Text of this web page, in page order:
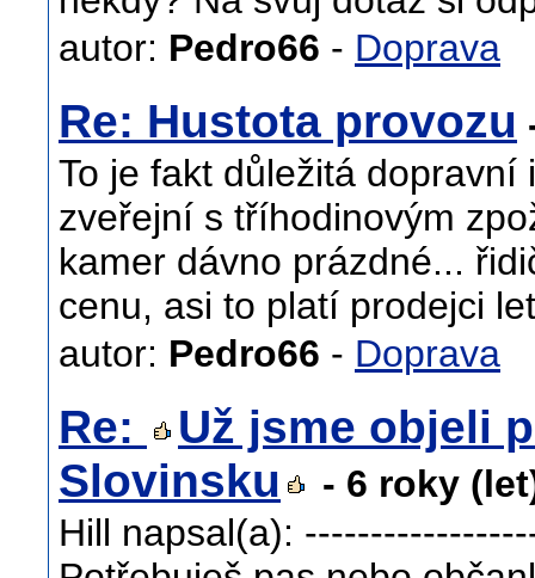
autor: Pedro66 - Doprava
Re: Hustota provozu
To je fakt důležitá
zveřejní s tříhodinovým
kamer dávno prázdné...
cenu, asi to platí prodejci
autor: Pedro66 - Doprava
Re:
Už jsme objeli
Slovinsku
- 6 roky
Hill napsal(a):